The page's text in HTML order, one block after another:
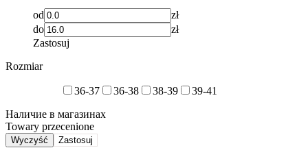
od
zł
do
zł
Zastosuj
Rozmiar
36-37 36-38 38-39
39-41
Наличие в магазинах
Towary przecenione
Wyczyść Zastosuj